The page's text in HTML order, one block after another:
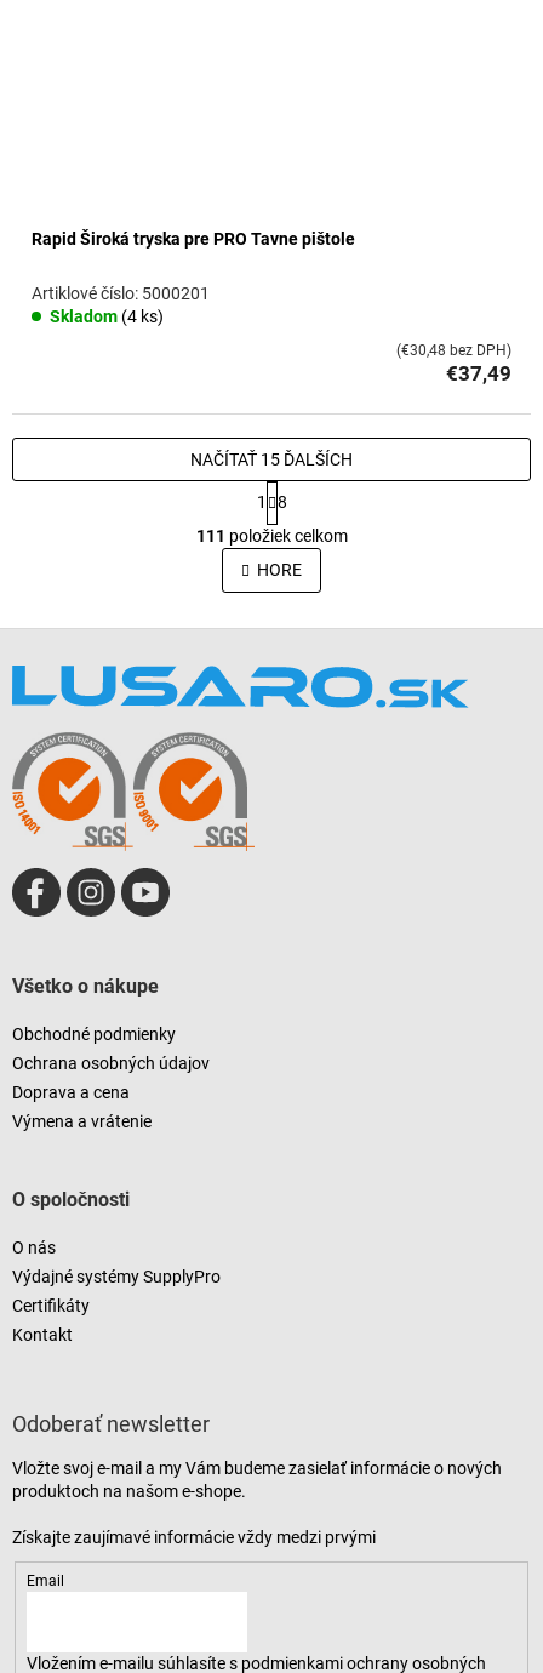
Rapid Široká tryska pre PRO Tavne pištole
Skladom (4 ks)
5000201
€37,49
(€30,48 bez DPH)
O
v
l
á
c
i
NAČÍTAŤ 15 ĎALŠÍCH
S
t
r
á
n
k
v
n
i
1
8
111 položiek celkom
HORE
Všetko o nákupe
Obchodné podmienky
Ochrana osobných údajov
Doprava a cena
Výmena a vrátenie
O spoločnosti
O nás
Výdajné systémy SupplyPro
Certifikáty
Kontakt
Odoberať newsletter
Vložte svoj e-mail a my Vám budeme zasielať informácie o nových
produktoch na našom e-shope.
Email
Vložením e-mailu súhlasíte s podmienkami ochrany osobných